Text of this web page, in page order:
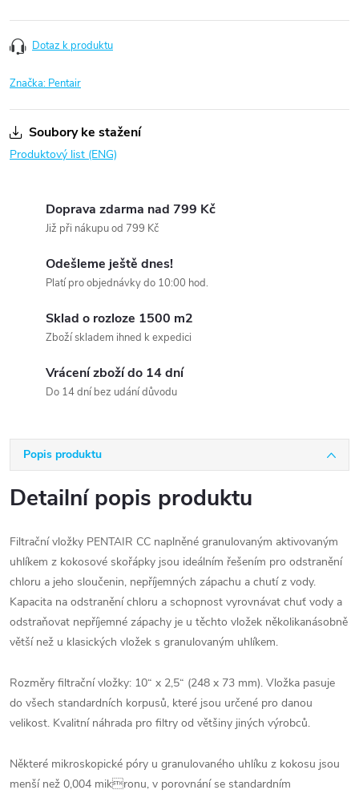
Dotaz k produktu
Značka: Pentair
Soubory ke stažení
Produktový list (ENG)
Doprava zdarma nad 799 Kč
Již při nákupu od 799 Kč
Odešleme ještě dnes!
Platí pro objednávky do 10:00 hod.
Sklad o rozloze 1500 m2
Zboží skladem ihned k expedici
Vrácení zboží do 14 dní
Do 14 dní bez udání důvodu
Popis produktu
Detailní popis produktu
Filtrační vložky PENTAIR CC naplněné granulovaným aktivovaným
uhlíkem z kokosové skořápky jsou ideálním řešením pro odstranění
chloru a jeho sloučenin, nepříjemných zápachu a chutí z vody.
Kapacita na odstranění chloru a schopnost vyrovnávat chuť vody a
odstraňovat nepříjemné zápachy je u těchto vložek několikanásobně
větší než u klasických vložek s granulovaným uhlíkem.
Rozměry filtrační vložky: 10“ x 2,5“ (248 x 73 mm). Vložka pasuje
do všech standardních korpusů, které jsou určené pro danou
velikost. Kvalitní náhrada pro filtry od většiny jiných výrobců.
Některé mikroskopické póry u granulovaného uhlíku z kokosu jsou
menší než 0,004 mikronu, v porovnání se standardním